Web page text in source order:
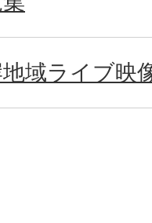
域ライブ映